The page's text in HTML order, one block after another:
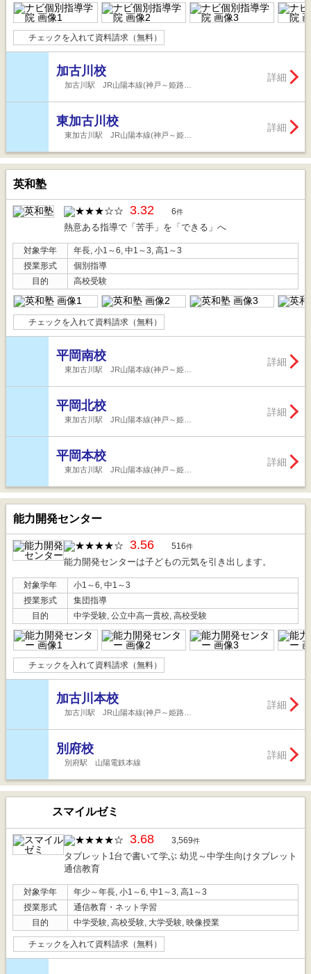
チェックを入れて資料請求（無料）
加古川校
加古川駅 JR山陽本線(神戸～姫路…
詳細
東加古川校
東加古川駅 JR山陽本線(神戸～姫…
詳細
英和塾
3.32 6件
熱意ある指導で「苦手」を「できる」へ
対象学年
年長, 小1～6, 中1～3, 高1～3
授業形式
個別指導
目的
高校受験
チェックを入れて資料請求（無料）
平岡南校
東加古川駅 JR山陽本線(神戸～姫…
詳細
平岡北校
東加古川駅 JR山陽本線(神戸～姫…
詳細
平岡本校
東加古川駅 JR山陽本線(神戸～姫…
詳細
能力開発センター
3.56 516件
能力開発センターは子どもの元気を引き出します。
対象学年
小1～6, 中1～3
授業形式
集団指導
目的
中学受験, 公立中高一貫校, 高校受験
チェックを入れて資料請求（無料）
加古川本校
加古川駅 JR山陽本線(神戸～姫路…
詳細
別府校
別府駅 山陽電鉄本線
詳細
スマイルゼミ
3.68 3,569件
タブレット1台で書いて学ぶ 幼児～中学生向けタブレット
通信教育
対象学年
年少～年長, 小1～6, 中1～3, 高1～3
授業形式
通信教育・ネット学習
目的
中学受験, 高校受験, 大学受験, 映像授業
チェックを入れて資料請求（無料）